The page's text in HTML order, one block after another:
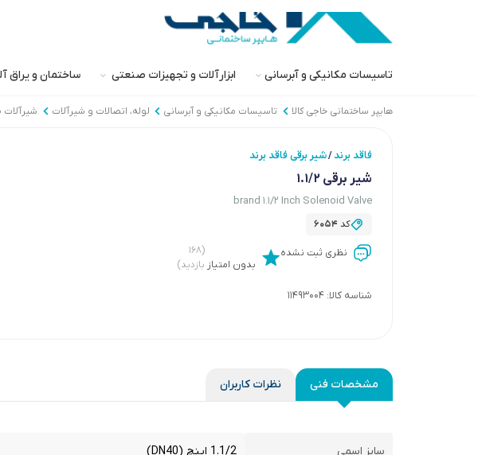
تاسیسات مکانیکی و آبرسانی ابزارآلات و تجهیزات صنعتی ساختمان و یراق
هایپر ساختمانی خاجی‌ کالا تاسیسات مکانیکی و آبرسانی لوله، اتصالات و شیرآلات
فاقد برند/شیر برقی فاقد برند
شیر برقی 1.1/2
brand 1.1/2 Inch Solenoid Valve
کد 6054
نظری ثبت نشده
بدون امتیاز
(۱۶۸
بازدید)
شناسه کالا: 11493004
مشخصات فنی نظرات کاربران
سایز اسمی 1.1/2 اینچ (DN40)